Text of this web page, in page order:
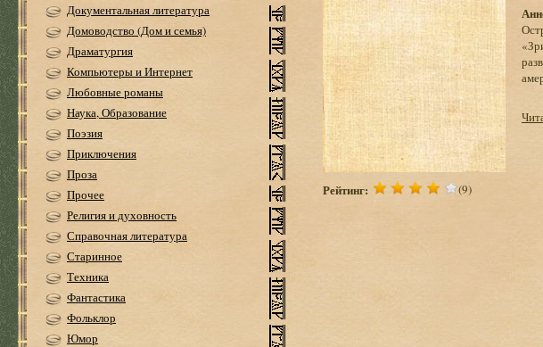
Документальная литература
Домоводство (Дом и семья)
Драматургия
Компьютеры и Интернет
Любовные романы
Наука, Образование
Поэзия
Приключения
Проза
Прочее
Религия и духовность
Справочная литература
Старинное
Техника
Фантастика
Фольклор
Юмор
Рейтинг: (9)